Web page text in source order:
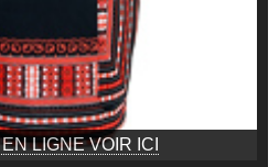
LIGNE VOIR ICI